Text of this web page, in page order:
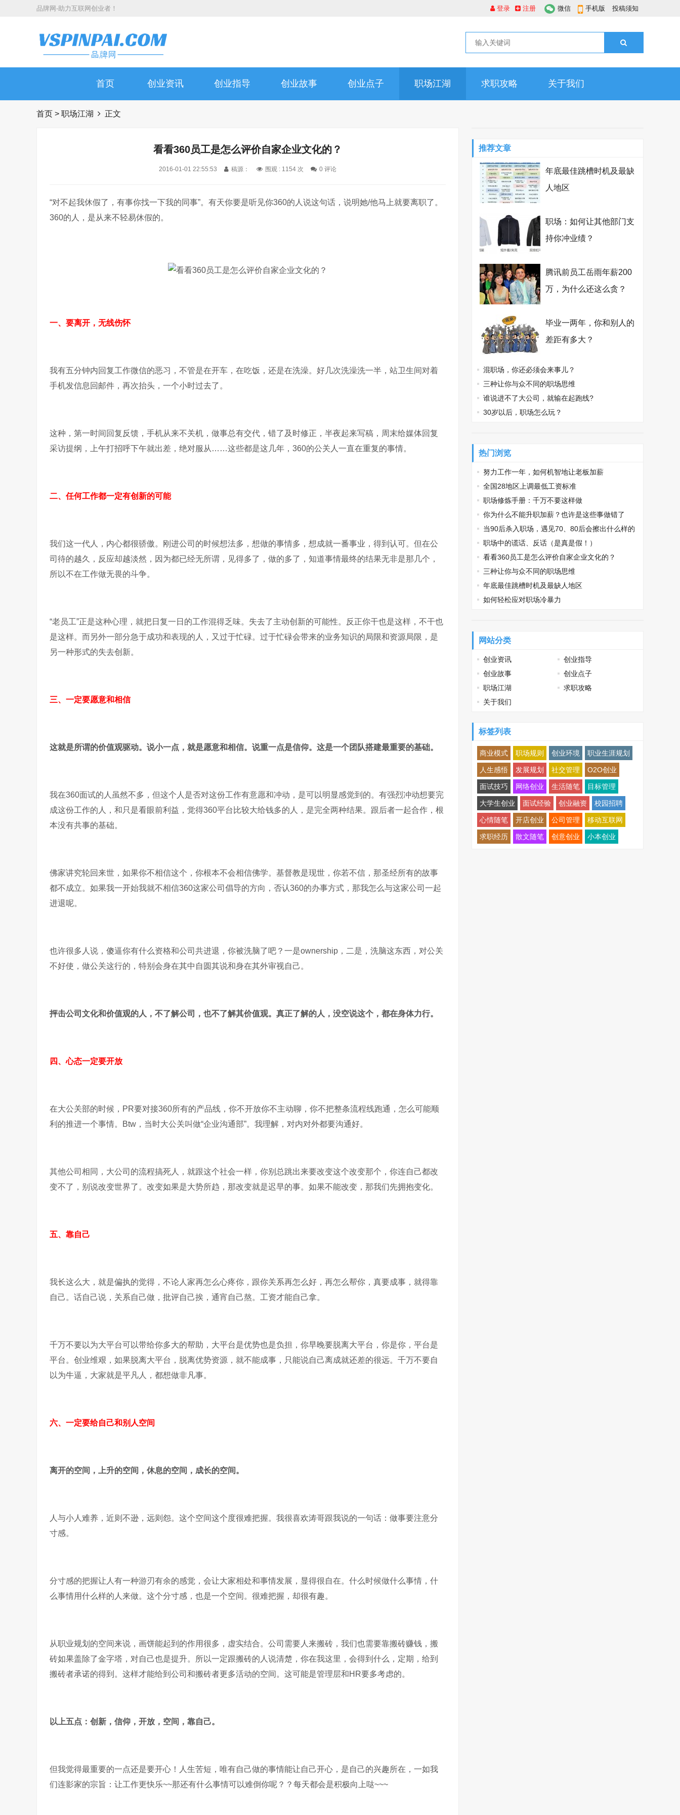
品牌网-助力互联网创业者！ 登录 注册 微信 手机版 投稿须知
首页 创业资讯 创业指导 创业故事 创业点子 职场江湖 求职攻略 关于我们
首页 > 职场江湖 正文
看看360员工是怎么评价自家企业文化的？
2016-01-01 22:55:53 稿源： 围观 : 1154 次 0 评论
“对不起我休假了，有事你找一下我的同事”。有天你要是听见你360的人说这句话，说明她/他马上就要离职了。
360的人，是从来不轻易休假的。
一、要离开，无线伤怀
我有五分钟内回复工作微信的恶习，不管是在开车，在吃饭，还是在洗澡。好几次洗澡洗一半，站卫生间对着
手机发信息回邮件，再次抬头，一个小时过去了。
这种，第一时间回复反馈，手机从来不关机，做事总有交代，错了及时修正，半夜起来写稿，周末给媒体回复
采访提纲，上午打招呼下午就出差，绝对服从……这些都是这几年，360的公关人一直在重复的事情。
二、任何工作都一定有创新的可能
我们这一代人，内心都很骄傲。刚进公司的时候想法多，想做的事情多，想成就一番事业，得到认可。但在公
司待的越久，反应却越淡然，因为都已经无所谓，见得多了，做的多了，知道事情最终的结果无非是那几个，
所以不在工作做无畏的斗争。
“老员工”正是这种心理，就把日复一日的工作混得乏味。失去了主动创新的可能性。反正你干也是这样，不干也
是这样。而另外一部分急于成功和表现的人，又过于忙碌。过于忙碌会带来的业务知识的局限和资源局限，是
另一种形式的失去创新。
三、一定要愿意和相信
这就是所谓的价值观驱动。说小一点，就是愿意和相信。说重一点是信仰。这是一个团队搭建最重要的基础。
我在360面试的人虽然不多，但这个人是否对这份工作有意愿和冲动，是可以明显感觉到的。有强烈冲动想要完
成这份工作的人，和只是看眼前利益，觉得360平台比较大给钱多的人，是完全两种结果。跟后者一起合作，根
本没有共事的基础。
佛家讲究轮回来世，如果你不相信这个，你根本不会相信佛学。基督教是现世，你若不信，那圣经所有的故事
都不成立。如果我一开始我就不相信360这家公司倡导的方向，否认360的办事方式，那我怎么与这家公司一起
进退呢。
也许很多人说，傻逼你有什么资格和公司共进退，你被洗脑了吧？一是ownership，二是，洗脑这东西，对公关
不好使，做公关这行的，特别会身在其中自圆其说和身在其外审视自己。
抨击公司文化和价值观的人，不了解公司，也不了解其价值观。真正了解的人，没空说这个，都在身体力行。
四、心态一定要开放
在大公关部的时候，PR要对接360所有的产品线，你不开放你不主动聊，你不把整条流程线跑通，怎么可能顺
利的推进一个事情。Btw，当时大公关叫做“企业沟通部”。我理解，对内对外都要沟通好。
其他公司相同，大公司的流程搞死人，就跟这个社会一样，你别总跳出来要改变这个改变那个，你连自己都改
变不了，别说改变世界了。改变如果是大势所趋，那改变就是迟早的事。如果不能改变，那我们先拥抱变化。
五、靠自己
我长这么大，就是偏执的觉得，不论人家再怎么心疼你，跟你关系再怎么好，再怎么帮你，真要成事，就得靠
自己。话自己说，关系自己做，批评自己挨，通宵自己熬。工资才能自己拿。
千万不要以为大平台可以带给你多大的帮助，大平台是优势也是负担，你早晚要脱离大平台，你是你，平台是
平台。创业维艰，如果脱离大平台，脱离优势资源，就不能成事，只能说自己离成就还差的很远。千万不要自
以为牛逼，大家就是平凡人，都想做非凡事。
六、一定要给自己和别人空间
离开的空间，上升的空间，休息的空间，成长的空间。
人与小人难养，近则不逊，远则怨。这个空间这个度很难把握。我很喜欢涛哥跟我说的一句话：做事要注意分
寸感。
分寸感的把握让人有一种游刃有余的感觉，会让大家相处和事情发展，显得很自在。什么时候做什么事情，什
么事情用什么样的人来做。这个分寸感，也是一个空间。很难把握，却很有趣。
从职业规划的空间来说，画饼能起到的作用很多，虚实结合。公司需要人来搬砖，我们也需要靠搬砖赚钱，搬
砖如果盖除了金字塔，对自己也是提升。所以一定跟搬砖的人说清楚，你在我这里，会得到什么，定期，给到
搬砖者承诺的得到。这样才能给到公司和搬砖者更多活动的空间。这可能是管理层和HR要多考虑的。
以上五点：创新，信仰，开放，空间，靠自己。
但我觉得最重要的一点还是要开心！人生苦短，唯有自己做的事情能让自己开心，是自己的兴趣所在，一如我
们连影家的宗旨：让工作更快乐~~那还有什么事情可以难倒你呢？？每天都会是积极向上哒~~~
推荐文章
年底最佳跳槽时机及最缺
人地区
职场：如何让其他部门支
持你冲业绩？
腾讯前员工岳雨年薪200
万，为什么还这么贪？
毕业一两年，你和别人的
差距有多大？
混职场，你还必须会来事儿？
三种让你与众不同的职场思维
谁说进不了大公司，就输在起跑线?
30岁以后，职场怎么玩？
热门浏览
努力工作一年，如何机智地让老板加薪
全国28地区上调最低工资标准
职场修炼手册：千万不要这样做
你为什么不能升职加薪？也许是这些事做错了
当90后杀入职场，遇见70、80后会擦出什么样的
火花？
职场中的谎话、反话（是真是假！）
看看360员工是怎么评价自家企业文化的？
三种让你与众不同的职场思维
年底最佳跳槽时机及最缺人地区
如何轻松应对职场冷暴力
网站分类
创业资讯
创业指导
创业故事
创业点子
职场江湖
求职攻略
关于我们
标签列表
商业模式 职场规则 创业环境 职业生涯规划
人生感悟 发展规划 社交管理 O2O创业
面试技巧 网络创业 生活随笔 目标管理
大学生创业 面试经验 创业融资 校园招聘
心情随笔 开店创业 公司管理 移动互联网
求职经历 散文随笔 创意创业 小本创业